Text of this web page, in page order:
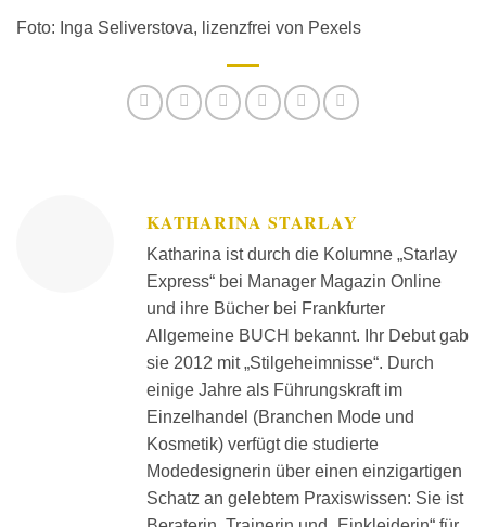
Foto: Inga Seliverstova, lizenzfrei von Pexels
KATHARINA STARLAY
Katharina ist durch die Kolumne „Starlay
Express“ bei Manager Magazin Online
und ihre Bücher bei Frankfurter
Allgemeine BUCH bekannt. Ihr Debut gab
sie 2012 mit „Stilgeheimnisse“. Durch
einige Jahre als Führungskraft im
Einzelhandel (Branchen Mode und
Kosmetik) verfügt die studierte
Modedesignerin über einen einzigartigen
Schatz an gelebtem Praxiswissen: Sie ist